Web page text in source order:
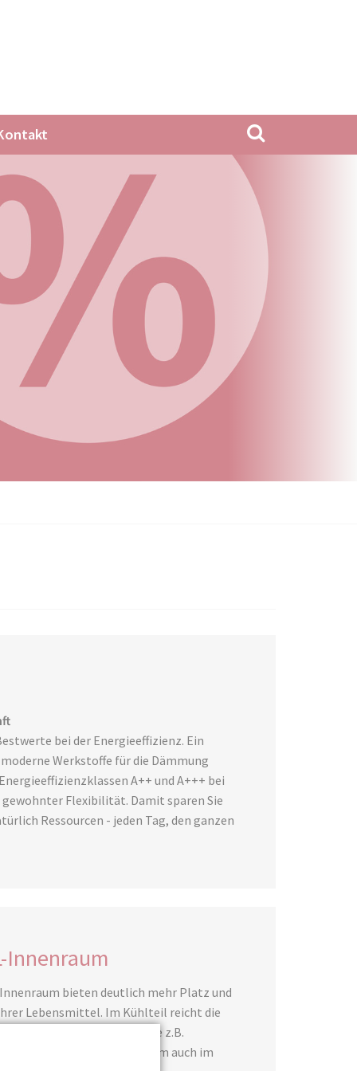
bei der Energieeffizienz. Ein
Werkstoffe für die Dämmung
A++ und A+++ bei
Flexibilität. Damit sparen Sie
Ressourcen - jeden Tag, den ganzen
Innenraum
bieten deutlich mehr Platz und
Lebensmittel. Im Kühlteil reicht die
sperrige Gegenstände wie z.B.
bietet der XL-Innenraum auch im